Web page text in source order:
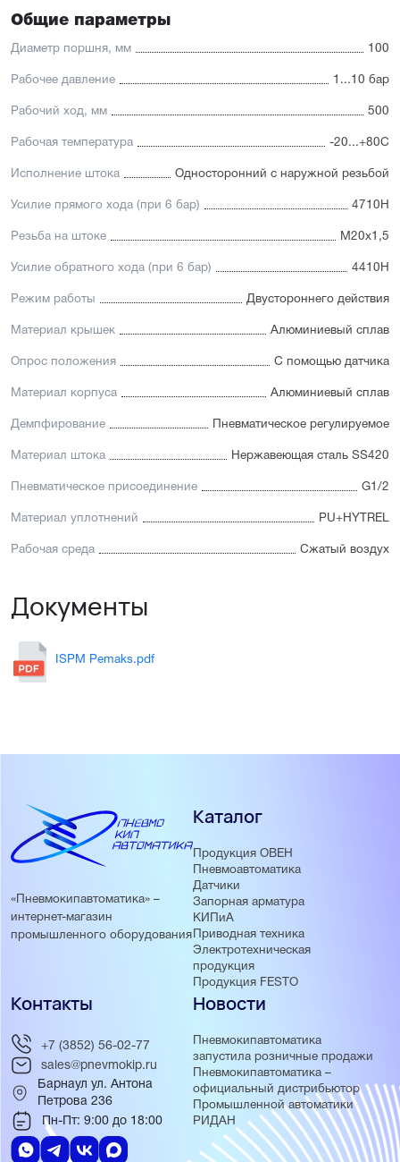
Общие параметры
Диаметр поршня, мм 100
Рабочее давление 1...10 бар
Рабочий ход, мм 500
Рабочая температура -20...+80С
Исполнение штока Односторонний с наружной резьбой
Усилие прямого хода (при 6 бар) 4710Н
Резьба на штоке М20х1,5
Усилие обратного хода (при 6 бар) 4410Н
Режим работы Двустороннего действия
Материал крышек Алюминиевый сплав
Опрос положения С помощью датчика
Материал корпуса Алюминиевый сплав
Демпфирование Пневматическое регулируемое
Материал штока Нержавеющая сталь SS420
Пневматическое присоединение G1/2
Материал уплотнений PU+HYTREL
Рабочая среда Сжатый воздух
Документы
ISPM Pemaks.pdf
«Пневмокипавтоматика» –
интернет-магазин
промышленного оборудования
Каталог
Продукция ОВЕН
Пневмоавтоматика
Датчики
Запорная арматура
КИПиА
Приводная техника
Электротехническая
продукция
Продукция FESTO
Новости
Пневмокипавтоматика
запустила розничные продажи
Пневмокипавтоматика –
официальный дистрибьютор
Промышленной автоматики
РИДАН
Контакты
+7 (3852) 56-02-77
sales@pnevmokip.ru
Барнаул ул. Антона
Петрова 236
Пн-Пт: 9:00 до 18:00